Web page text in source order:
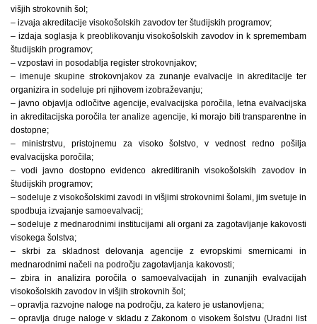
višjih strokovnih šol;
– izvaja akreditacije visokošolskih zavodov ter študijskih programov;
– izdaja soglasja k preoblikovanju visokošolskih zavodov in k spremembam
študijskih programov;
– vzpostavi in posodablja register strokovnjakov;
– imenuje skupine strokovnjakov za zunanje evalvacije in akreditacije ter
organizira in sodeluje pri njihovem izobraževanju;
– javno objavlja odločitve agencije, evalvacijska poročila, letna evalvacijska
in akreditacijska poročila ter analize agencije, ki morajo biti transparentne in
dostopne;
– ministrstvu, pristojnemu za visoko šolstvo, v vednost redno pošilja
evalvacijska poročila;
– vodi javno dostopno evidenco akreditiranih visokošolskih zavodov in
študijskih programov;
– sodeluje z visokošolskimi zavodi in višjimi strokovnimi šolami, jim svetuje in
spodbuja izvajanje samoevalvacij;
– sodeluje z mednarodnimi institucijami ali organi za zagotavljanje kakovosti
visokega šolstva;
– skrbi za skladnost delovanja agencije z evropskimi smernicami in
mednarodnimi načeli na področju zagotavljanja kakovosti;
– zbira in analizira poročila o samoevalvacijah in zunanjih evalvacijah
visokošolskih zavodov in višjih strokovnih šol;
– opravlja razvojne naloge na področju, za katero je ustanovljena;
– opravlja druge naloge v skladu z Zakonom o visokem šolstvu (Uradni list